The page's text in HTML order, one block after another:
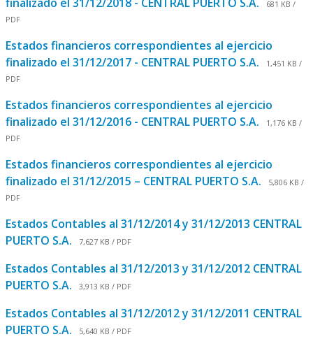
681 KB /
PDF
Estados financieros correspondientes al ejercicio
finalizado el 31/12/2017 - CENTRAL PUERTO S.A.
1,451 KB /
PDF
Estados financieros correspondientes al ejercicio
finalizado el 31/12/2016 - CENTRAL PUERTO S.A.
1,176 KB /
PDF
Estados financieros correspondientes al ejercicio
finalizado el 31/12/2015 – CENTRAL PUERTO S.A.
5,806 KB /
PDF
Estados Contables al 31/12/2014 y 31/12/2013 CENTRAL
PUERTO S.A.
7,627 KB / PDF
Estados Contables al 31/12/2013 y 31/12/2012 CENTRAL
PUERTO S.A.
3,913 KB / PDF
Estados Contables al 31/12/2012 y 31/12/2011 CENTRAL
PUERTO S.A.
5,640 KB / PDF